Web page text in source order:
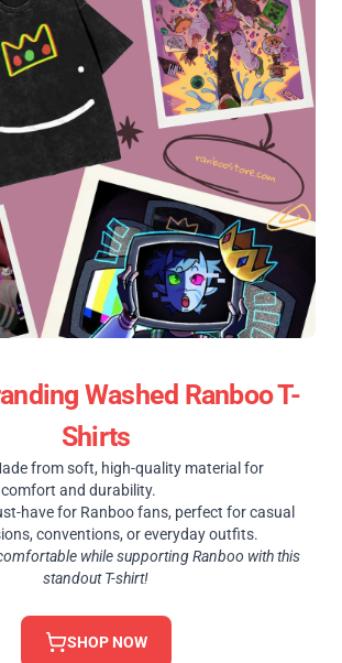
Washed Ranboo T-
Shirts
from soft, high-quality material for
and durability.
have for Ranboo fans, perfect for casual
conventions, or everyday outfits.
while supporting Ranboo with this
standout T-shirt!
SHOP NOW